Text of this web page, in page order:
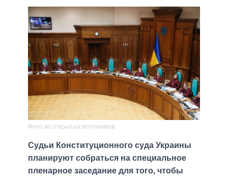
Фото из открытых источников
Судьи Конституционного суда Украины
планируют собраться на специальное
пленарное заседание для того, чтобы